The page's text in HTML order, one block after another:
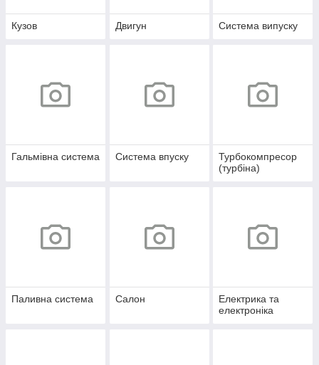
Кузов Двигун Система випуску
Гальмівна система Система впуску
Турбокомпресор
(турбіна)
Паливна система Салон
Електрика та
електроніка